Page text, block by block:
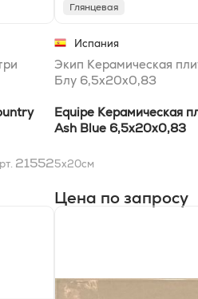
21552
Глянцевая
Испания
Экип Керамическая
Блу 6,5x20x0,83
Equipe Керамическая
Ash Blue 6,5x20x0,83
5x20см
Цена по запросу